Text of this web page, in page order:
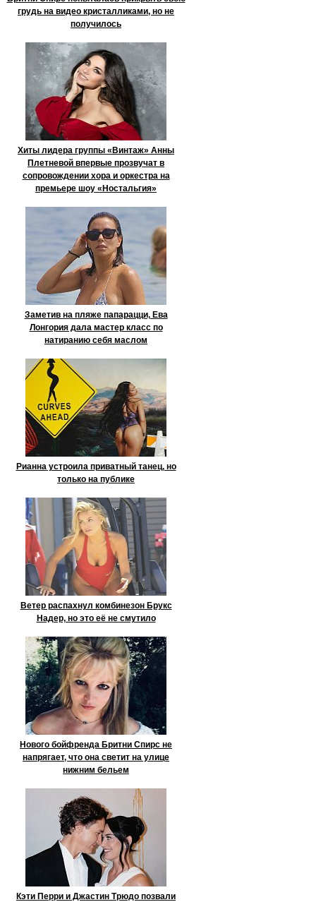
грудь на видео кристалликами, но не
получилось
Хиты лидера группы «Винтаж» Анны
Плетневой впервые прозвучат в
сопровождении хора и оркестра на
премьере шоу «Ностальгия»
Заметив на пляже папарацци, Ева
Лонгория дала мастер класс по
натиранию себя маслом
Рианна устроила приватный танец, но
только на публике
Ветер распахнул комбинезон Брукс
Надер, но это её не смутило
Нового бойфренда Бритни Спирс не
напрягает, что она светит на улице
нижним бельем
Кэти Перри и Джастин Трюдо позвали